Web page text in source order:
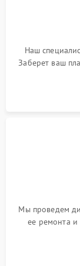
Наш
Заберет ваш
Мы проведем
ее ремонта